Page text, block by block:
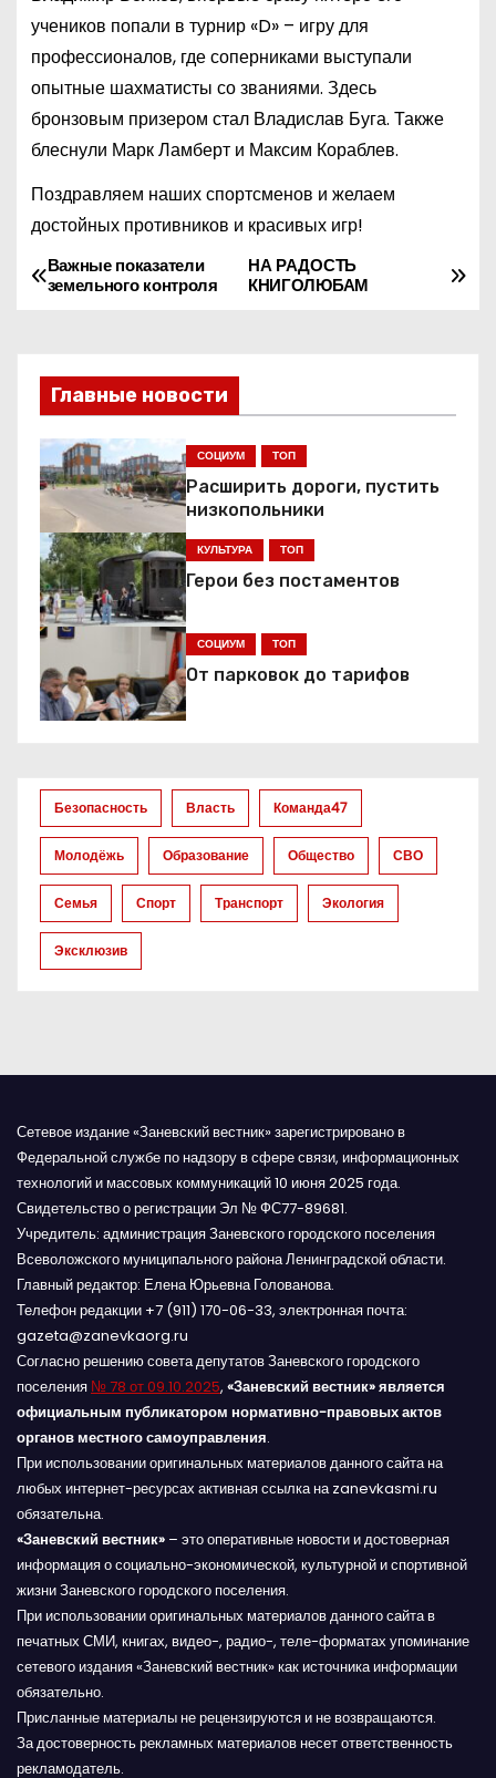
учеников попали в турнир «D» – игру для
профессионалов, где соперниками выступали
опытные шахматисты со званиями. Здесь
бронзовым призером стал Владислав Буга. Также
блеснули Марк Ламберт и Максим Кораблев.
Поздравляем наших спортсменов и желаем
достойных противников и красивых игр!
Н
в
и
г
а
ц
и
я
п
з
а
п
и
с
м
НА РАДОСТЬ
КНИГОЛЮБАМ
Важные показатели
земельного контроля
Главные новости
СОЦИУМ ТОП
Расширить дороги, пустить
низкопольники
КУЛЬТУРА ТОП
Герои без постаментов
СОЦИУМ ТОП
От парковок до тарифов
Безопасность Власть Команда47
Молодёжь Образование Общество СВО
Семья Спорт Транспорт Экология
Эксклюзив
Сетевое издание «Заневский вестник» зарегистрировано в
Федеральной службе по надзору в сфере связи, информационных
технологий и массовых коммуникаций 10 июня 2025 года.
Свидетельство о регистрации Эл № ФС77-89681.
Учредитель: администрация Заневского городского поселения
Всеволожского муниципального района Ленинградской области.
Главный редактор: Елена Юрьевна Голованова.
Телефон редакции +7 (911) 170-06-33, электронная почта:
gazeta@zanevkaorg.ru
Согласно решению совета депутатов Заневского городского
поселения № 78 от 09.10.2025, «Заневский вестник» является
официальным публикатором нормативно-правовых актов
органов местного самоуправления.
При использовании оригинальных материалов данного сайта на
любых интернет-ресурсах активная ссылка на zanevkasmi.ru
обязательна.
«Заневский вестник» – это оперативные новости и достоверная
информация о социально-экономической, культурной и спортивной
жизни Заневского городского поселения.
При использовании оригинальных материалов данного сайта в
печатных СМИ, книгах, видео-, радио-, теле-форматах упоминание
сетевого издания «Заневский вестник» как источника информации
обязательно.
Присланные материалы не рецензируются и не возвращаются.
За достоверность рекламных материалов несет ответственность
рекламодатель.